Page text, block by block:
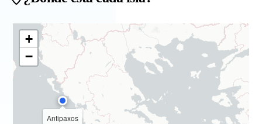
Antipaxos
+
−